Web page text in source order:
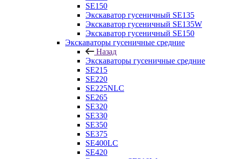
SE150
Экскаватор гусеничный SE135
Экскаватор гусеничный SE135W
Экскаватор гусеничный SE150
Экскаваторы гусеничные средние
Назад
Экскаваторы гусеничные средние
SE215
SE220
SE225NLC
SE265
SE320
SE330
SE350
SE375
SE400LC
SE420